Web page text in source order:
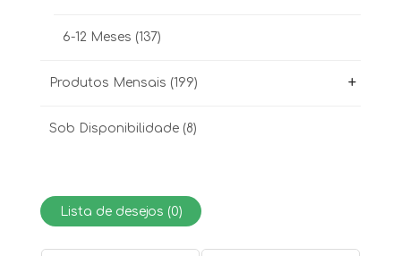
6-12 Meses (137)
Produtos Mensais +
(199)
Sob Disponibilidade (8)
Lista de desejos (0)